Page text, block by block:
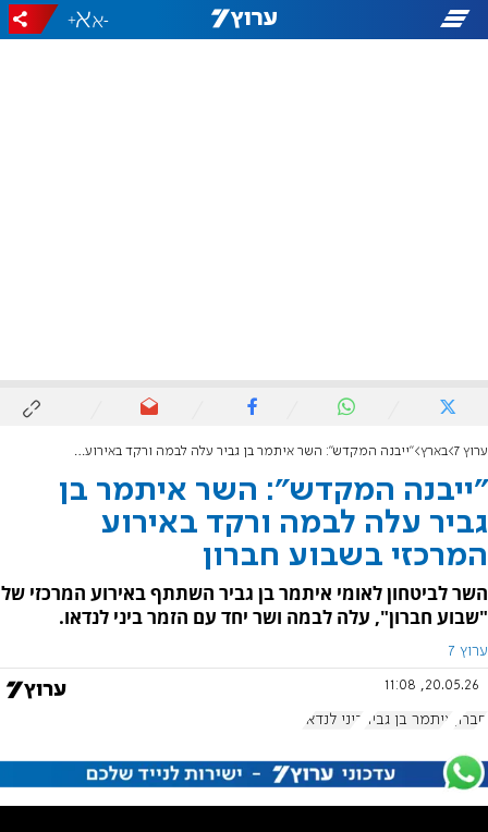
-
+
ערוץ 7 בארץ "ייבנה המקדש": השר איתמר בן גביר עלה לבמה ורקד באירוע המרכזי בשבוע חברון
"ייבנה המקדש": השר איתמר בן
גביר עלה לבמה ורקד באירוע
המרכזי בשבוע חברון
השר לביטחון לאומי איתמר בן גביר השתתף באירוע המרכזי של
"שבוע חברון", עלה לבמה ושר יחד עם הזמר ביני לנדאו.
ערוץ 7
20.05.26, 11:08
חברון איתמר בן גביר ביני לנדאו